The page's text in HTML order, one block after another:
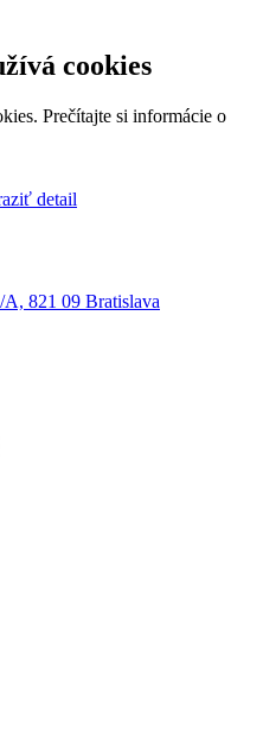
cookies
Prečítajte si informácie o
detail
A, 821 09 Bratislava